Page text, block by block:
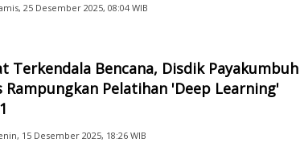
25 Desember 2025, 08:04 WIB
Terkendala Bencana, Disdik Payakumbuh
Rampungkan Pelatihan 'Deep Learning'
15 Desember 2025, 18:26 WIB